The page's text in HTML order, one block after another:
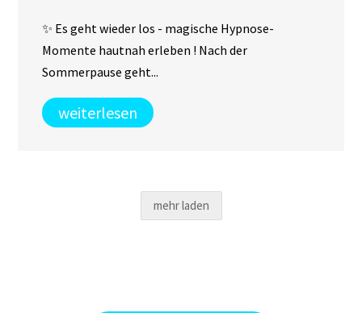
✨ Es geht wieder los - magische Hypnose-
Momente hautnah erleben ! Nach der
Sommerpause geht...
weiterlesen
mehr laden